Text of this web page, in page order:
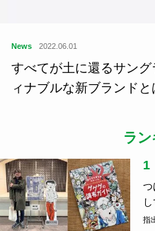
News 2022.06.01
すべてが土に還るサン
ィナブルな新ブランドと
ラ
1
つ
指